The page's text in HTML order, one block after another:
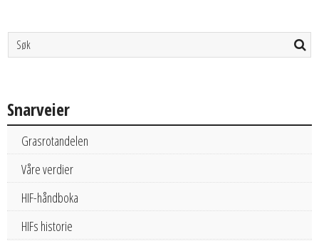
Snarveier
Grasrotandelen
Våre verdier
HIF-håndboka
HIFs historie